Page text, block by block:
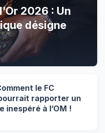
2026 : Un
désigne
le FC
rapporter un
inespéré à l’OM !